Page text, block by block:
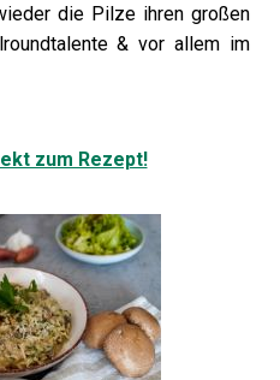
die Pilze ihren großen
& vor allem im
zum Rezept!